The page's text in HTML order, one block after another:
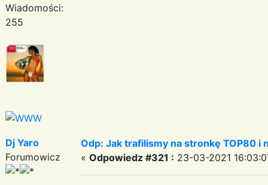
Wiadomości:
255
Dj Yaro
Forumowicz
Odp: Jak trafilismy na stronkę TOP80 i
« Odpowiedz #321 : 23-03-2021